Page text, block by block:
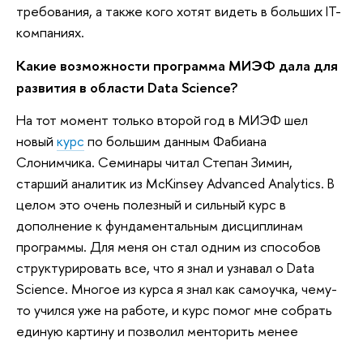
требования, а также кого хотят видеть в больших IT-
компаниях.
Какие возможности программа МИЭФ дала для
развития в области Data Science?
На тот момент только второй год в МИЭФ шел
новый курс по большим данным Фабиана
Слонимчика. Семинары читал Степан Зимин,
старший аналитик из McKinsey Advanced Analytics. В
целом это очень полезный и сильный курс в
дополнение к фундаментальным дисциплинам
программы. Для меня он стал одним из способов
структурировать все, что я знал и узнавал о Data
Science. Многое из курса я знал как самоучка, чему-
то учился уже на работе, и курс помог мне собрать
единую картину и позволил менторить менее